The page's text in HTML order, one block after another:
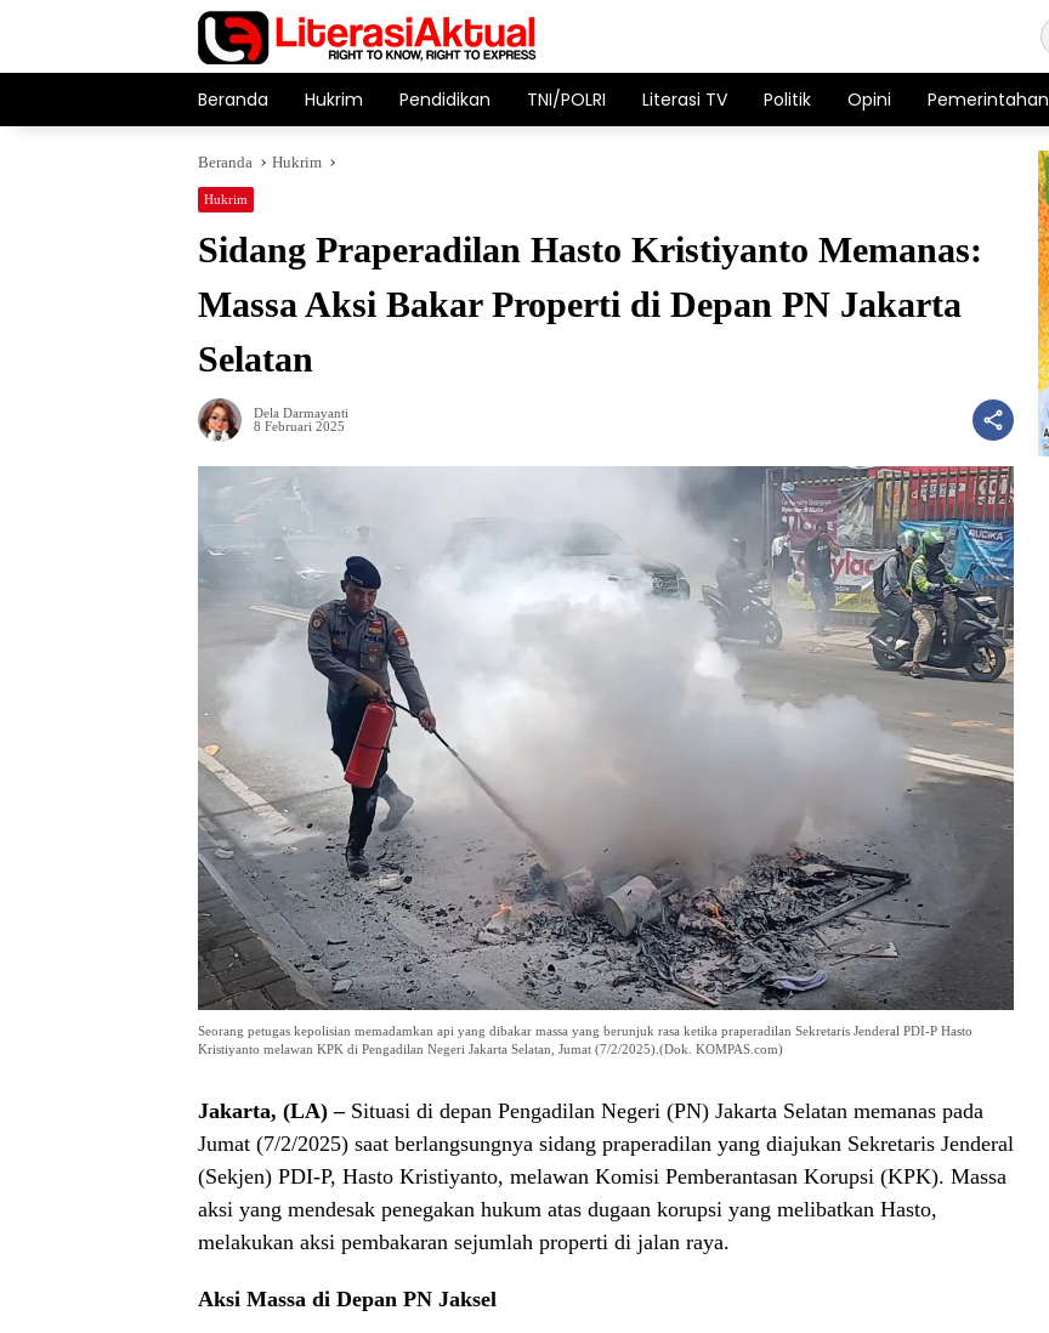
Beranda Hukrim Pendidikan TNI/POLRI Literasi TV Politik Opini Pemerintahan
Beranda Hukrim
Hukrim
Sidang Praperadilan Hasto Kristiyanto Memanas:
Massa Aksi Bakar Properti di Depan PN Jakarta
Selatan
Dela Darmayanti
8 Februari 2025
Seorang petugas kepolisian memadamkan api yang dibakar massa yang berunjuk rasa ketika praperadilan Sekretaris Jenderal PDI-P Hasto
Kristiyanto melawan KPK di Pengadilan Negeri Jakarta Selatan, Jumat (7/2/2025).(Dok. KOMPAS.com)
Jakarta, (LA) –Situasi di depan Pengadilan Negeri (PN) Jakarta Selatan memanas pada
Jumat (7/2/2025) saat berlangsungnya sidang praperadilan yang diajukan Sekretaris Jenderal
(Sekjen) PDI-P, Hasto Kristiyanto, melawan Komisi Pemberantasan Korupsi (KPK). Massa
aksi yang mendesak penegakan hukum atas dugaan korupsi yang melibatkan Hasto,
melakukan aksi pembakaran sejumlah properti di jalan raya.
Aksi Massa di Depan PN Jaksel